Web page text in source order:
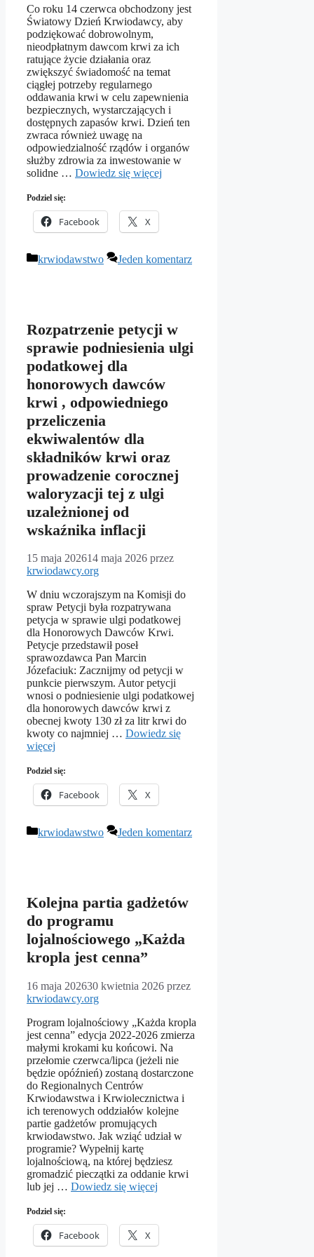
Co roku 14 czerwca obchodzony jest
Światowy Dzień Krwiodawcy, aby
podziękować dobrowolnym,
nieodpłatnym dawcom krwi za ich
ratujące życie działania oraz
zwiększyć świadomość na temat
ciągłej potrzeby regularnego
oddawania krwi w celu zapewnienia
bezpiecznych, wystarczających i
dostępnych zapasów krwi. Dzień ten
zwraca również uwagę na
odpowiedzialność rządów i organów
służby zdrowia za inwestowanie w
solidne … Dowiedz się więcej
Podziel się:
Facebook X
Kategorie
krwiodawstwo Jeden komentarz
Rozpatrzenie petycji w
sprawie podniesienia ulgi
podatkowej dla
honorowych dawców
krwi , odpowiedniego
przeliczenia
ekwiwalentów dla
składników krwi oraz
prowadzenie corocznej
waloryzacji tej z ulgi
uzależnionej od
wskaźnika inflacji
15 maja 202614 maja 2026 przez
krwiodawcy.org
W dniu wczorajszym na Komisji do
spraw Petycji była rozpatrywana
petycja w sprawie ulgi podatkowej
dla Honorowych Dawców Krwi.
Petycje przedstawił poseł
sprawozdawca Pan Marcin
Józefaciuk: Zacznijmy od petycji w
punkcie pierwszym. Autor petycji
wnosi o podniesienie ulgi podatkowej
dla honorowych dawców krwi z
obecnej kwoty 130 zł za litr krwi do
kwoty co najmniej … Dowiedz się
więcej
Podziel się:
Facebook X
Kategorie
krwiodawstwo Jeden komentarz
Kolejna partia gadżetów
do programu
lojalnościowego „Każda
kropla jest cenna”
16 maja 202630 kwietnia 2026 przez
krwiodawcy.org
Program lojalnościowy „Każda kropla
jest cenna” edycja 2022-2026 zmierza
małymi krokami ku końcowi. Na
przełomie czerwca/lipca (jeżeli nie
będzie opóźnień) zostaną dostarczone
do Regionalnych Centrów
Krwiodawstwa i Krwiolecznictwa i
ich terenowych oddziałów kolejne
partie gadżetów promujących
krwiodawstwo. Jak wziąć udział w
programie? Wypełnij kartę
lojalnościową, na której będziesz
gromadzić pieczątki za oddanie krwi
lub jej … Dowiedz się więcej
Podziel się:
Facebook X